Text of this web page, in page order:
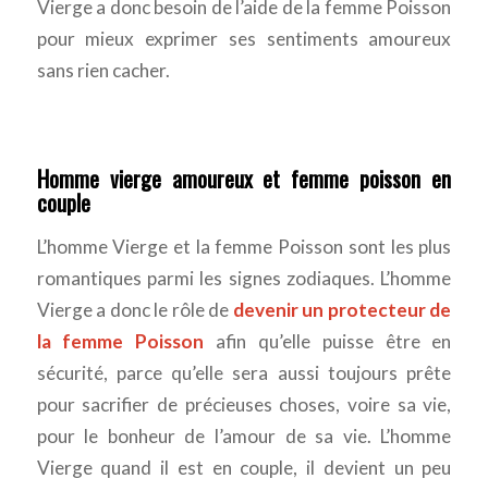
Vierge a donc besoin de l’aide de la femme Poisson
pour mieux exprimer ses sentiments amoureux
sans rien cacher.
Homme vierge amoureux et femme poisson en
couple
L’homme Vierge et la femme Poisson sont les plus
romantiques parmi les signes zodiaques. L’homme
Vierge a donc le rôle de devenir un protecteur de
la femme Poisson afin qu’elle puisse être en
sécurité, parce qu’elle sera aussi toujours prête
pour sacrifier de précieuses choses, voire sa vie,
pour le bonheur de l’amour de sa vie. L’homme
Vierge quand il est en couple, il devient un peu